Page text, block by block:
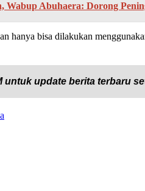
Wabup Abuhaera: Dorong
hanya bisa dilakukan
untuk update berita terbaru